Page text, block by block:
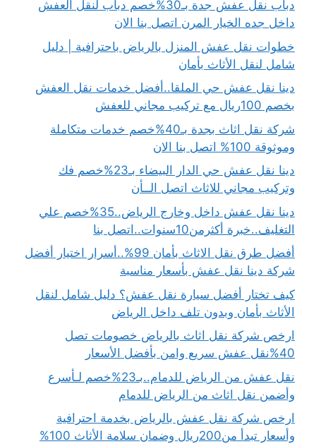
دباب نقل عفش جدة بـ30%خصم دباب لنقل العفش
داخل جده الخيار المرن اتصل بنا الان
خطوات نقل عفش المنزل بالرياض باحترافية | دليل
شامل لنقل الأثاث بأمان
دينا نقل عفش حي الملقا..أفضل خدمات نقل العفش
بخصم 100ريال مع تركيب مجاني للعفش
شركة نقل اثاث بجدة بـ40%خصم خدمات متكاملة
وموثوقة 100% اتصل بنا الان
دينا نقل عفش حي الدار البيضاء بـ23%خصم فك
وتركيب مجاني للاثاث اتصل الــأن
دينا نقل عفش داخل وخارج الرياض..35%خصم علي
التغليف..خبرة أكثرمن10سنوات..اتصل بنا
أفضل طرق نقل الاثاث بأمان 99%..أسرار اختيار أفضل
شركة دينا نقل عفش بأسعار مناسبة
كيف تختار أفضل سيارة نقل عفش؟ دليل شامل لنقل
الأثاث بأمان وبدون تلف داخل الرياض
ارخص شركة نقل اثاث بالرياض خصومات تصل
40%نقل عفش سريع وامن بأفضل الأسعار
نقل عفش من الرياض للدمام..بـ23%خصم لـأسرع
وأضمن نقل اثاث من الرياض للدمام
ارخص شركة نقل عفش بالرياض بخدمة احترافية
وأسعار تبدأ من200ريال وضمان سلامة الأثاث 100%